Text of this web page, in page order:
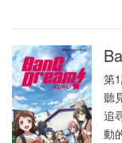
第
聽
追
動